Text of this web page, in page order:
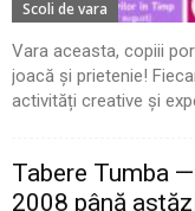
Scoli de vara
Vara aceasta, copiii
joacă și prietenie!
activități creative și
Tabere Tumba
2008 până